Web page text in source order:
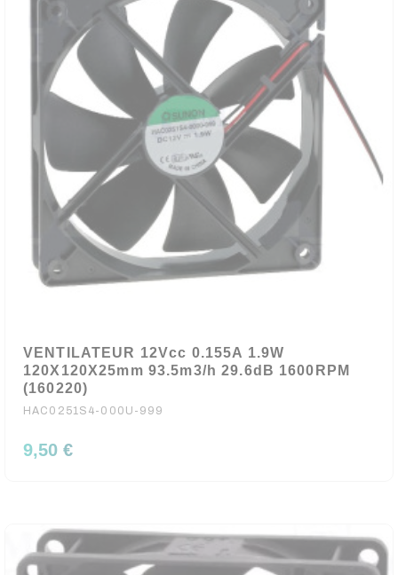
VENTILATEUR 12Vcc 0.155A 1.9W
120X120X25mm 93.5m3/h 29.6dB 1600RPM
(160220)
HAC0251S4-000U-999
9,50 €